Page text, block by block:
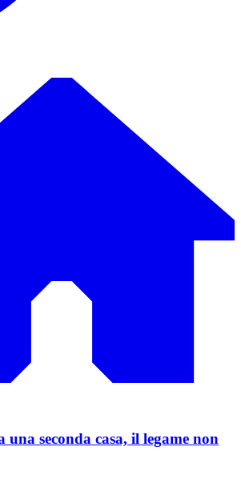
seconda casa, il legame non